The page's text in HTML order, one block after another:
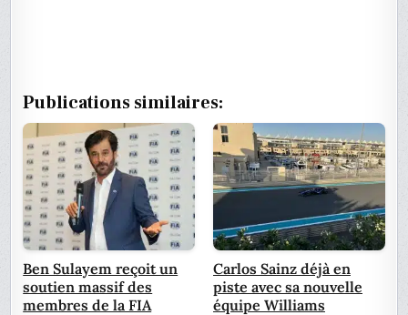
Publications similaires:
Ben Sulayem reçoit un
soutien massif des
membres de la FIA
Carlos Sainz déjà en
piste avec sa nouvelle
équipe Williams